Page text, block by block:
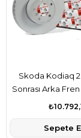
Skoda Kodiaq
Sonrası Arka Fren
Ferodo Marka
Sepete